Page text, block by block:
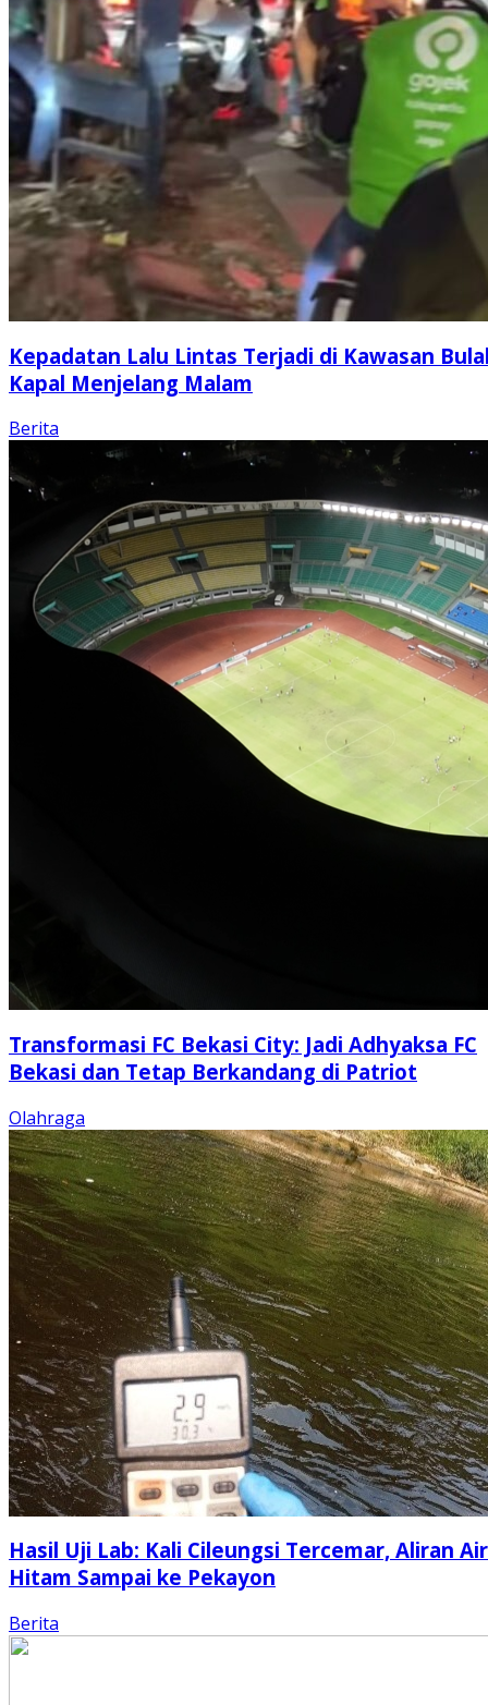
Kepadatan Lalu Lintas Terjadi di Kawasan
Kapal Menjelang Malam
Berita
Transformasi FC Bekasi City: Jadi Adhyaksa FC
Bekasi dan Tetap Berkandang di Patriot
Olahraga
Hasil Uji Lab: Kali Cileungsi Tercemar, Aliran Air
Hitam Sampai ke Pekayon
Berita